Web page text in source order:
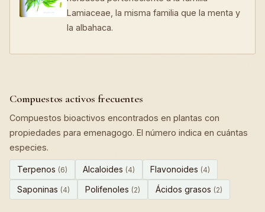
Lamiaceae, la misma familia que la menta y
la albahaca.
Compuestos activos frecuentes
Compuestos bioactivos encontrados en plantas con
propiedades para emenagogo. El número indica en cuántas
especies.
Terpenos (6) Alcaloides (4) Flavonoides (4)
Saponinas (4) Polifenoles (2) Ácidos grasos (2)